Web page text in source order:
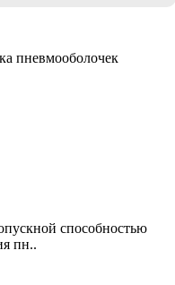
пневмооболочек
способностью
пн..